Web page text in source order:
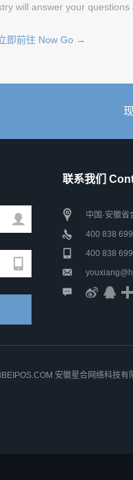
will answer your questions
即前往 Now Go →
联系我们
中国·安徽
400 838
400 838
安徽星合网络科技有